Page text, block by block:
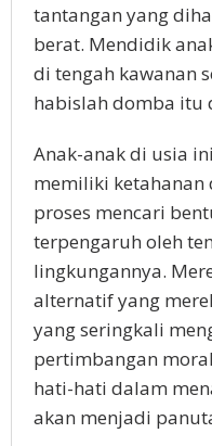
tantangan yang
berat. Mendidik
di tengah kawanan
habislah domba itu
Anak-anak di usia
memiliki ketahanan
proses mencari
terpengaruh oleh
lingkungannya.
alternatif yang
yang seringkali
pertimbangan
hati-hati dalam
akan menjadi